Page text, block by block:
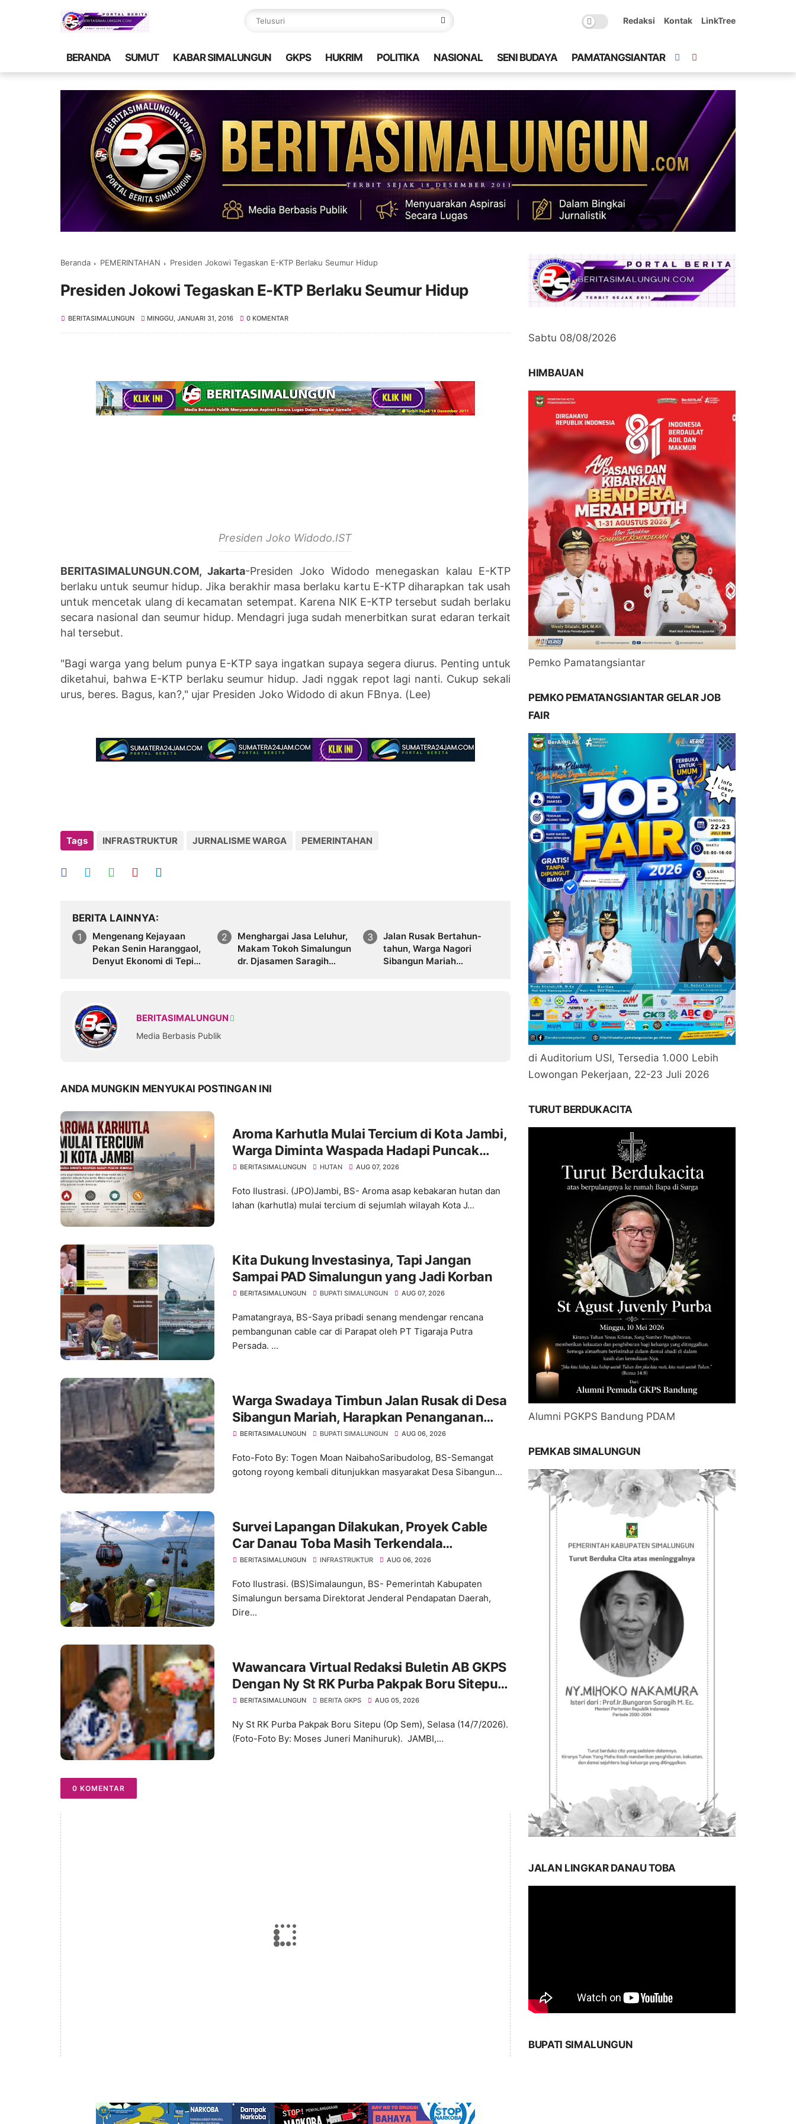
Redaksi Kontak LinkTree
BERANDA SUMUT KABAR SIMALUNGUN GKPS HUKRIM POLITIKA NASIONAL SENI BUDAYA PAMATANGSIANTAR
Beranda PEMERINTAHAN Presiden Jokowi Tegaskan E-KTP Berlaku Seumur Hidup
Presiden Jokowi Tegaskan E-KTP Berlaku Seumur Hidup
BERITASIMALUNGUN MINGGU, JANUARI 31, 2016 0 KOMENTAR
Presiden Joko Widodo.IST
BERITASIMALUNGUN.COM, Jakarta-Presiden Joko Widodo menegaskan kalau E-KTP
berlaku untuk seumur hidup. Jika berakhir masa berlaku kartu E-KTP diharapkan tak usah
untuk mencetak ulang di kecamatan setempat. Karena NIK E-KTP tersebut sudah berlaku
secara nasional dan seumur hidup. Mendagri juga sudah menerbitkan surat edaran terkait
hal tersebut.
"Bagi warga yang belum punya E-KTP saya ingatkan supaya segera diurus. Penting untuk
diketahui, bahwa E-KTP berlaku seumur hidup. Jadi nggak repot lagi nanti. Cukup sekali
urus, beres. Bagus, kan?," ujar Presiden Joko Widodo di akun FBnya. (Lee)
Tags INFRASTRUKTUR JURNALISME WARGA PEMERINTAHAN
BERITA LAINNYA
Mengenang Kejayaan
Pekan Senin Haranggaol,
Denyut Ekonomi di Tepi
Menghargai Jasa Leluhur,
Makam Tokoh Simalungun
dr. Djasamen Saragih
Jalan Rusak Bertahun-
tahun, Warga Nagori
Sibangun Mariah
BERITASIMALUNGUN
Media Berbasis Publik
ANDA MUNGKIN MENYUKAI POSTINGAN INI
Aroma Karhutla Mulai Tercium di Kota Jambi,
Warga Diminta Waspada Hadapi Puncak
Kemarau
BERITASIMALUNGUN HUTAN AUG 07, 2026
Foto Ilustrasi. (JPO)Jambi, BS- Aroma asap kebakaran hutan dan
lahan (karhutla) mulai tercium di sejumlah wilayah Kota J...
Kita Dukung Investasinya, Tapi Jangan
Sampai PAD Simalungun yang Jadi Korban
BERITASIMALUNGUN BUPATI SIMALUNGUN AUG 07, 2026
Pamatangraya, BS-Saya pribadi senang mendengar rencana
pembangunan cable car di Parapat oleh PT Tigaraja Putra
Persada. ...
Warga Swadaya Timbun Jalan Rusak di Desa
Sibangun Mariah, Harapkan Penanganan
Permanen dari Pemerintah
BERITASIMALUNGUN BUPATI SIMALUNGUN AUG 06, 2026
Foto-Foto By: Togen Moan NaibahoSaribudolog, BS-Semangat
gotong royong kembali ditunjukkan masyarakat Desa Sibangun...
Survei Lapangan Dilakukan, Proyek Cable
Car Danau Toba Masih Terkendala
Pembebasan BPHTB di Sebagian Lahan
BERITASIMALUNGUN INFRASTRUKTUR AUG 06, 2026
Foto Ilustrasi. (BS)Simalaungun, BS- Pemerintah Kabupaten
Simalungun bersama Direktorat Jenderal Pendapatan Daerah,
Dire...
Wawancara Virtual Redaksi Buletin AB GKPS
Dengan Ny St RK Purba Pakpak Boru Sitepu
(Op Sem) "Bekerjalah Dengan Tulus"
BERITASIMALUNGUN BERITA GKPS AUG 05, 2026
Ny St RK Purba Pakpak Boru Sitepu (Op Sem), Selasa (14/7/2026).
(Foto-Foto By: Moses Juneri Manihuruk). JAMBI,...
0 KOMENTAR
Sabtu 08/08/2026
HIMBAUAN
Pemko Pamatangsiantar
PEMKO PEMATANGSIANTAR GELAR JOB
FAIR
di Auditorium USI, Tersedia 1.000 Lebih
Lowongan Pekerjaan, 22-23 Juli 2026
TURUT BERDUKACITA
Alumni PGKPS Bandung PDAM
PEMKAB SIMALUNGUN
JALAN LINGKAR DANAU TOBA
BUPATI SIMALUNGUN